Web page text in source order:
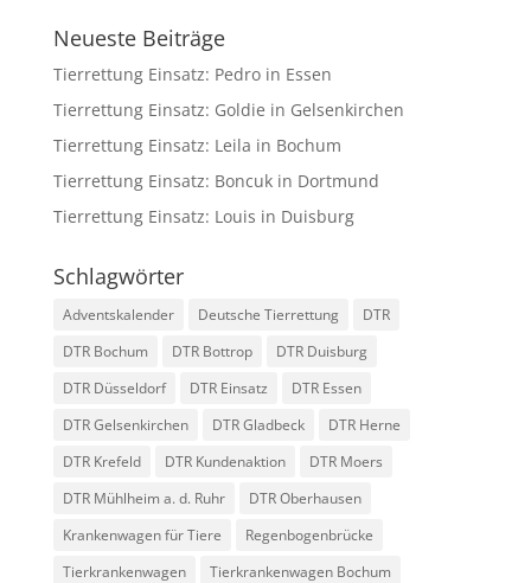
Neueste Beiträge
Tierrettung Einsatz: Pedro in Essen
Tierrettung Einsatz: Goldie in Gelsenkirchen
Tierrettung Einsatz: Leila in Bochum
Tierrettung Einsatz: Boncuk in Dortmund
Tierrettung Einsatz: Louis in Duisburg
Schlagwörter
Adventskalender Deutsche Tierrettung
DTR
DTR Bochum
DTR Bottrop
DTR Duisburg
DTR Düsseldorf
DTR Einsatz
DTR Essen
DTR Gelsenkirchen
DTR Gladbeck
DTR Herne
DTR Krefeld
DTR Kundenaktion
DTR Moers
DTR Mühlheim a. d. Ruhr
DTR Oberhausen
Krankenwagen für Tiere
Regenbogenbrücke
Tierkrankenwagen
Tierkrankenwagen Bochum